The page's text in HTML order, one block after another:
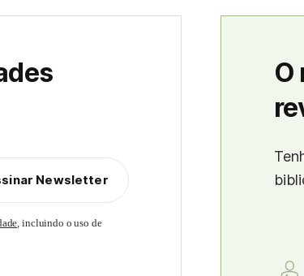
Newsletter
, incluindo o uso de
O